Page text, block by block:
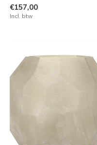
€157,00
Incl. btw